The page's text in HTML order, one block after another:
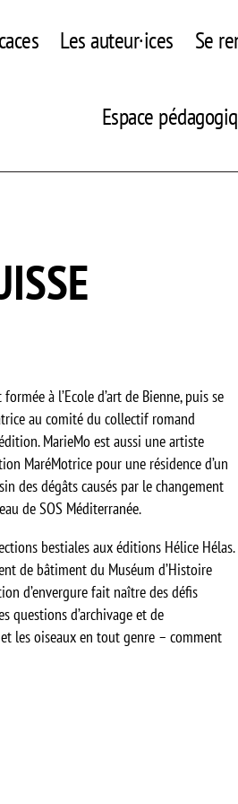
Les auteur·ices Se
Espace
à l’Ecole d’art de Bienne, puis se
au comité du collectif romand
MarieMo est aussi une artiste
MaréMotrice pour une résidence d’un
des dégâts causés par le changement
de SOS Méditerranée.
bestiales aux éditions Hélice Hélas.
de bâtiment du Muséum d’Histoire
d’envergure fait naître des défis
questions d’archivage et de
les oiseaux en tout genre – comment